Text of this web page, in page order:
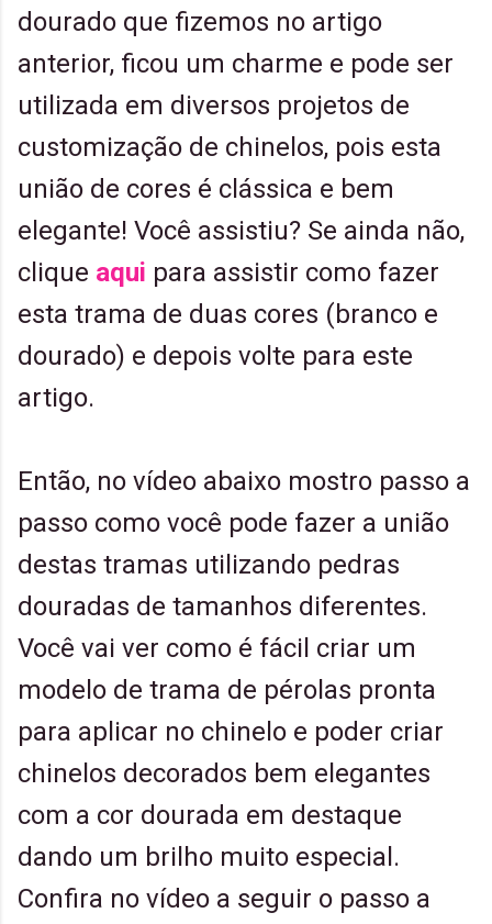
dourado que fizemos no artigo
anterior, ficou um charme e pode ser
utilizada em diversos projetos de
customização de chinelos, pois esta
união de cores é clássica e bem
elegante! Você assistiu? Se ainda não,
clique aqui para assistir como fazer
esta trama de duas cores (branco e
dourado) e depois volte para este
artigo.
Então, no vídeo abaixo mostro passo a
passo como você pode fazer a união
destas tramas utilizando pedras
douradas de tamanhos diferentes.
Você vai ver como é fácil criar um
modelo de trama de pérolas pronta
para aplicar no chinelo e poder criar
chinelos decorados bem elegantes
com a cor dourada em destaque
dando um brilho muito especial.
Confira no vídeo a seguir o passo a